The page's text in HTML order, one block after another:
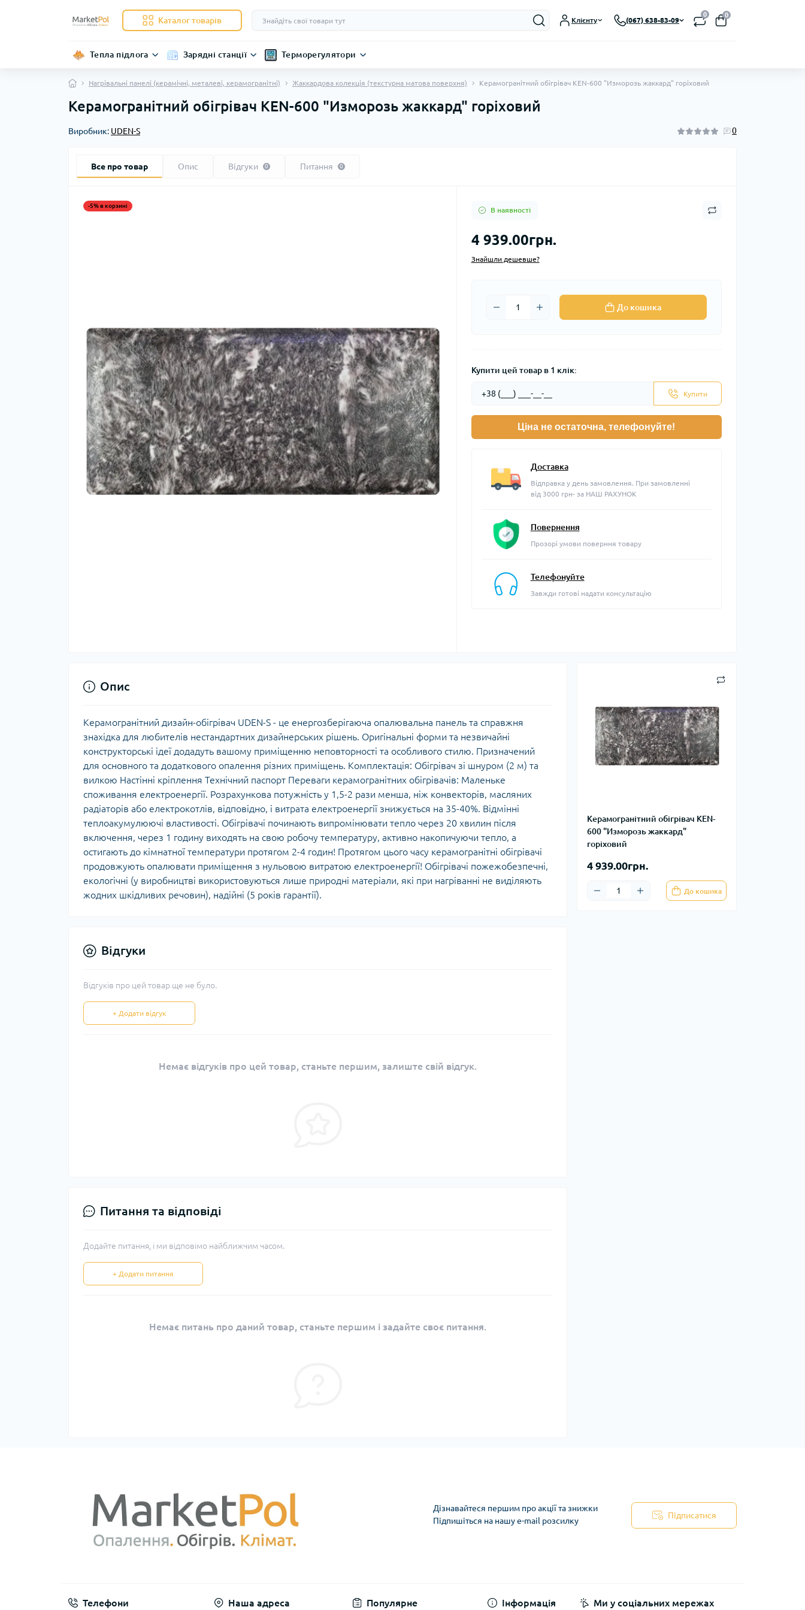
Каталог товарів Клієнту (067) 638-83-09
0 0
Тепла підлога Зарядні станції Терморегулятори
Нагрівальні панелі (керамічні, металеві, керамогранітні) Жаккардова колекція (текстурна матова поверхня) Керамогранітний обігрівач KEN-600 "Изморозь жаккард" горіховий
Керамогранітний обігрівач KEN-600 "Изморозь жаккард" горіховий
Виробник: UDEN-S 0
Все про товар Опис Відгуки 0 Питання 0
-5% в корзині
В наявності
4 939.00грн.
Знайшли дешевше?
До кошика
Купити цей товар в 1 клік:
Купити
Ціна не остаточна, телефонуйте!
Доставка
Відправка у день замовлення. При замовленні
від 3000 грн- за НАШ РАХУНОК
Повернення
Прозорі умови поверння товару
Телефонуйте
Завжди готові надати консультацію
Керамогранітний обігрівач KEN-
600 "Изморозь жаккард"
горіховий
4 939.00грн.
До кошика
Опис
Керамогранітний дизайн-обігрівач UDEN-S - це енергозберігаюча опалювальна панель та справжня
знахідка для любителів нестандартних дизайнерських рішень. Оригінальні форми та незвичайні
конструкторські ідеї додадуть вашому приміщенню неповторності та особливого стилю. Призначений
для основного та додаткового опалення різних приміщень. Комплектація: Обігрівач зі шнуром (2 м) та
вилкою Настінні кріплення Технічний паспорт Переваги керамогранітних обігрівачів: Маленьке
споживання електроенергії. Розрахункова потужність у 1,5-2 рази менша, ніж конвекторів, масляних
радіаторів або електрокотлів, відповідно, і витрата електроенергії знижується на 35-40%. Відмінні
теплоакумулюючі властивості. Обігрівачі починають випромінювати тепло через 20 хвилин після
включення, через 1 годину виходять на свою робочу температуру, активно накопичуючи тепло, а
остигають до кімнатної температури протягом 2-4 годин! Протягом цього часу керамогранітні обігрівачі
продовжують опалювати приміщення з нульовою витратою електроенергії! Обігрівачі пожежобезпечні,
екологічні (у виробництві використовуються лише природні матеріали, які при нагріванні не виділяють
жодних шкідливих речовин), надійні (5 років гарантії).
Відгуки
Відгуків про цей товар ще не було.
+ Додати відгук
Немає відгуків про цей товар, станьте першим, залиште свій відгук.
Питання та відповіді
Додайте питання, і ми відповімо найближчим часом.
+ Додати питання
Немає питань про даний товар, станьте першим і задайте своє питання.
Дізнавайтеся першим про акції та знижки
Підпишіться на нашу e-mail розсилку
Підписатися
Телефони Наша адреса Популярне Інформація Ми у соціальних мережах